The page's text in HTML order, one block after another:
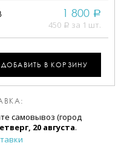
1 800 a
450 a за 1 шт.
ДОБАВИТЬ В КОРЗИНУ
самовывоз (город
20 августа.